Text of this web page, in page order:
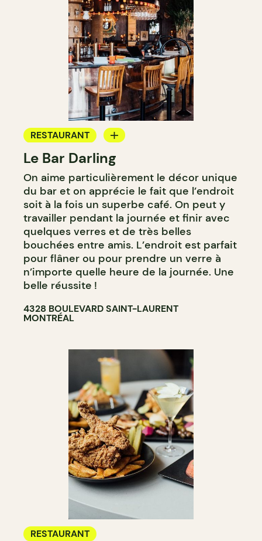
RESTAURANT
CAFÉ
BAR
BAR À COCKTAIL
Le Bar Darling
On aime particulièrement le décor unique
du bar et on apprécie le fait que l’endroit
soit à la fois un superbe café. On peut y
travailler pendant la journée et finir avec
quelques verres et de très belles
bouchées entre amis. L’endroit est parfait
pour flâner ou pour prendre un verre à
n’importe quelle heure de la journée. Une
belle réussite !
4328 BOULEVARD SAINT-LAURENT
MONTRÉAL
RESTAURANT